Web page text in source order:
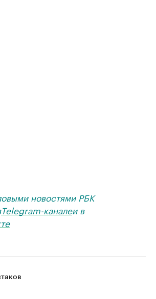
новостями РБК
Telegram-каналеи в